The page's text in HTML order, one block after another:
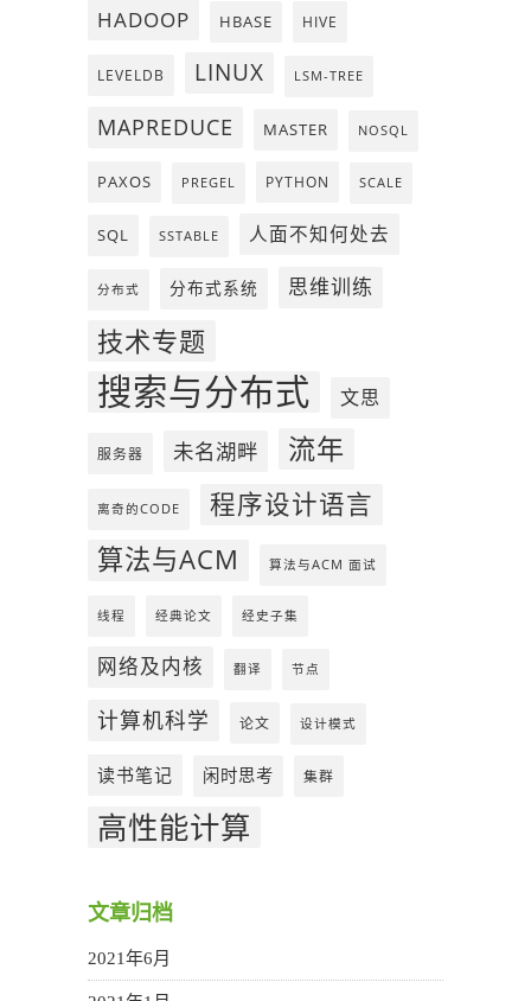
HADOOP HBASE HIVE
LEVELDB LINUX LSM-TREE
MAPREDUCE MASTER NOSQL
PAXOS PREGEL PYTHON SCALE
SQL SSTABLE 人面不知何处去
分布式 分布式系统 思维训练
技术专题
搜索与分布式 文思
服务器 未名湖畔 流年
离奇的CODE 程序设计语言
算法与ACM 算法与ACM 面试
线程 经典论文 经史子集
网络及内核 翻译 节点
计算机科学 论文 设计模式
读书笔记 闲时思考 集群
高性能计算
文章归档
2021年6月